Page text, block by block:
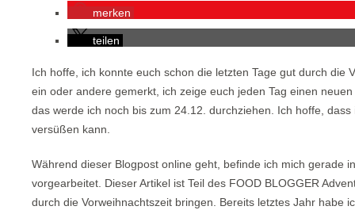
merken
teilen
Ich hoffe, ich konnte euch schon die letzten Tage gut durch die
ein oder andere gemerkt, ich zeige euch jeden Tag einen
das werde ich noch bis zum 24.12. durchziehen. Ich hoffe,
versüßen kann.
Während dieser Blogpost online geht, befinde ich mich gerade
vorgearbeitet. Dieser Artikel ist Teil des FOOD BLOGGER
durch die Vorweihnachtszeit bringen. Bereits letztes Jahr habe